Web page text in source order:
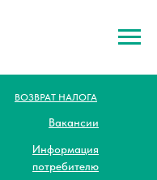
Информация
потребителю
ВОЗВРАТ НАЛОГА
Вакансии